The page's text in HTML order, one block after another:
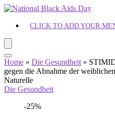
CLICK TO ADD YOUR
Home » Die Gesundheit »
gegen die Abnahme der
Naturelle
Die Gesundheit
-25%